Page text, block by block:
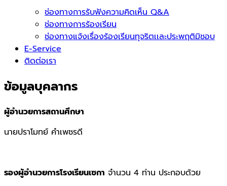
ช่องทางการรับฟังความคิดเห็น Q&A
ช่องทางการร้องเรียน
ช่องทางแจ้งเรื่องร้องเรียนทุจริตเเละประพฤติมิชอบ
E-Service
ติดต่อเรา
ข้อมูลบุคลากร
ผู้อำนวยการสถานศึกษา
นายปราโมทย์ คำเพชรดี
รองผู้อำนวยการโรงเรียนเซกา จำนวน 4 ท่าน ประกอบด้วย